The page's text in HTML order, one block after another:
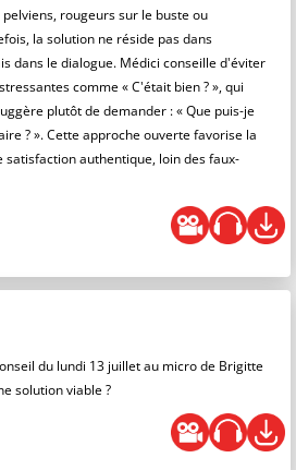
rougeurs sur le buste ou
la solution ne réside pas dans
dans le dialogue. Médici conseille d'éviter
comme « C'était bien ? », qui
plutôt de demander : « Que puis-je
? ». Cette approche ouverte favorise la
authentique, loin des faux-
du lundi 13 juillet au micro de Brigitte
solution viable ?